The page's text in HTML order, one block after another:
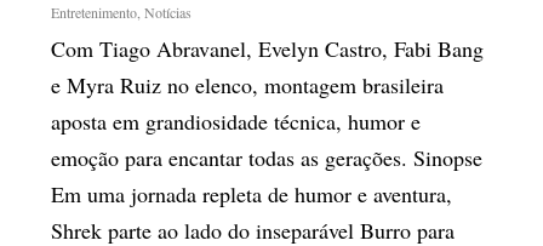
Entretenimento ,Notícias
Com Tiago Abravanel, Evelyn Castro, Fabi Bang
e Myra Ruiz no elenco, montagem brasileira
aposta em grandiosidade técnica, humor e
emoção para encantar todas as gerações. Sinopse
Em uma jornada repleta de humor e aventura,
Shrek parte ao lado do inseparável Burro para